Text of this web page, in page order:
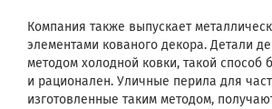
Компания также выпускает
элементами кованого декора. Детали
методом холодной ковки, такой способ
и рационален. Уличные перила для
изготовленные таким методом,